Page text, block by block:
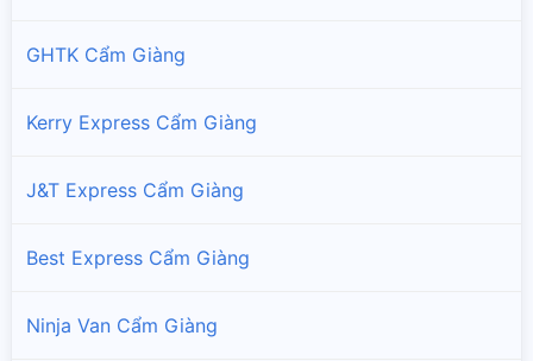
GHTK Cẩm Giàng
Kerry Express Cẩm Giàng
J&T Express Cẩm Giàng
Best Express Cẩm Giàng
Ninja Van Cẩm Giàng